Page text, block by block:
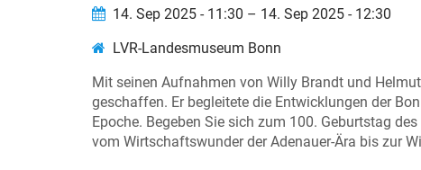
14. Sep 2025 - 11:30 – 14. Sep 2025 - 12:30
LVR-Landesmuseum Bonn
Mit seinen Aufnahmen von Willy Brandt und
geschaffen. Er begleitete die Entwicklungen der
Epoche. Begeben Sie sich zum 100. Geburtstag
vom Wirtschaftswunder der Adenauer-Ära bis zur